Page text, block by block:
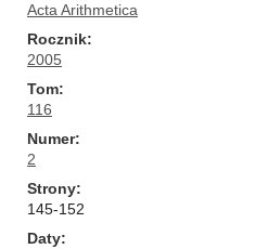
Acta Arithmetica
Rocznik
2005
Tom
116
Numer
2
Strony
145-152
Daty